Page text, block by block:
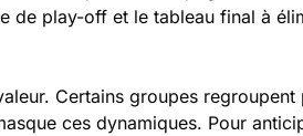
de play-off et le tableau final à
Certains groupes
ces dynamiques. Pour